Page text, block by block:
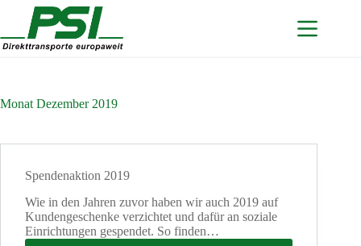
springen
Monat Dezember 2019
Spendenaktion 2019
Wie in den Jahren zuvor haben wir auch 2019 auf
Kundengeschenke verzichtet und dafür an soziale
Einrichtungen gespendet. So finden…